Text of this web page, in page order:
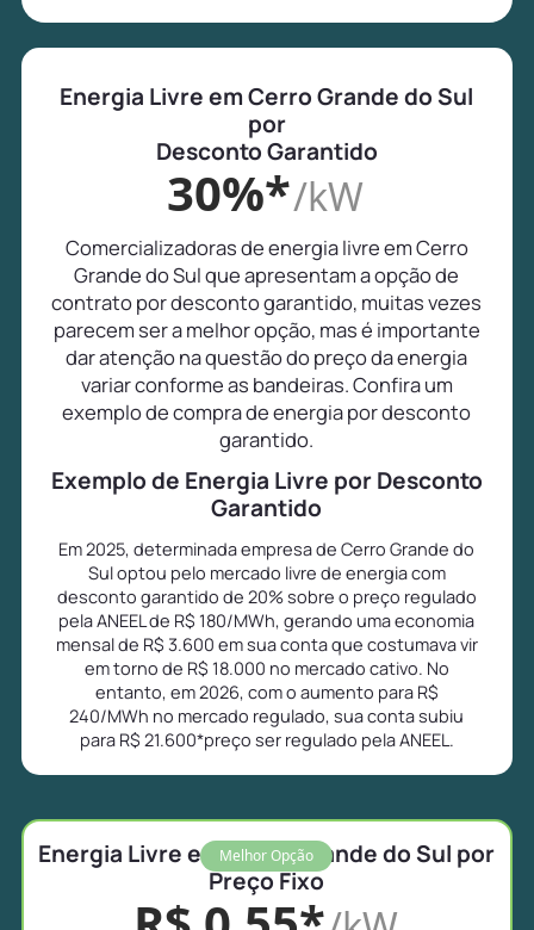
Energia Livre em Cerro Grande do Sul
por
Desconto Garantido
30%*/kW
Comercializadoras de energia livre em Cerro
Grande do Sul que apresentam a opção de
contrato por desconto garantido, muitas vezes
parecem ser a melhor opção, mas é importante
dar atenção na questão do preço da energia
variar conforme as bandeiras. Confira um
exemplo de compra de energia por desconto
garantido.
Exemplo de Energia Livre por Desconto
Garantido
Em 2025, determinada empresa de Cerro Grande do
Sul optou pelo mercado livre de energia com
desconto garantido de 20% sobre o preço regulado
pela ANEEL de R$ 180/MWh, gerando uma economia
mensal de R$ 3.600 em sua conta que costumava vir
em torno de R$ 18.000 no mercado cativo. No
entanto, em 2026, com o aumento para R$
240/MWh no mercado regulado, sua conta subiu
para R$ 21.600*preço ser regulado pela ANEEL.
Melhor Opção
Energia Livre em Cerro Grande do Sul por
Preço Fixo